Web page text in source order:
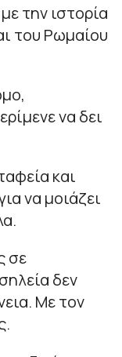
την ιστορία
του Ρωμαίου
να δει
και
να μοιάζει
σε
δεν
Με τον